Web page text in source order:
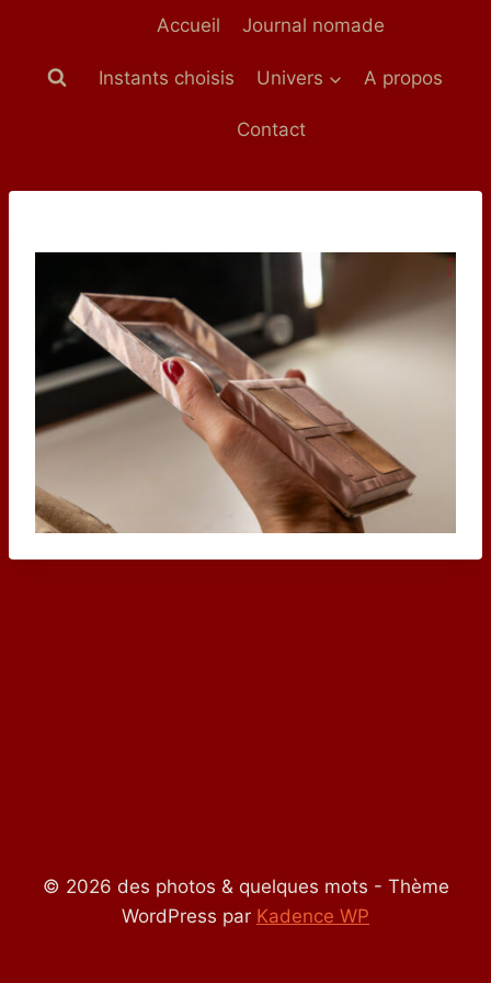
contenu
Accueil Journal nomade
Instants choisis Univers A propos
Contact
© 2026 des photos & quelques mots - Thème
WordPress par Kadence WP